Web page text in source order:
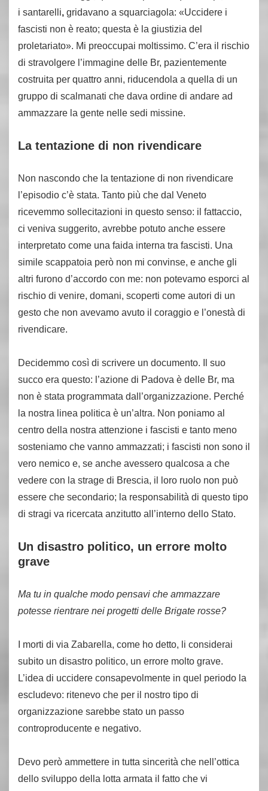
i santarelli, gridavano a squarciagola: «Uccidere i
fascisti non è reato; questa è la giustizia del
proletariato». Mi preoccupai moltissimo. C’era il rischio
di stravolgere l’immagine delle Br, pazientemente
costruita per quattro anni, riducendola a quella di un
gruppo di scalmanati che dava ordine di andare ad
ammazzare la gente nelle sedi missine.
La tentazione di non rivendicare
Non nascondo che la tentazione di non rivendicare
l’episodio c’è stata. Tanto più che dal Veneto
ricevemmo sollecitazioni in questo senso: il fattaccio,
ci veniva suggerito, avrebbe potuto anche essere
interpretato come una faida interna tra fascisti. Una
simile scappatoia però non mi convinse, e anche gli
altri furono d’accordo con me: non potevamo esporci al
rischio di venire, domani, scoperti come autori di un
gesto che non avevamo avuto il coraggio e l’onestà di
rivendicare.
Decidemmo così di scrivere un documento. Il suo
succo era questo: l’azione di Padova è delle Br, ma
non è stata programmata dall’organizzazione. Perché
la nostra linea politica è un’altra. Non poniamo al
centro della nostra attenzione i fascisti e tanto meno
sosteniamo che vanno ammazzati; i fascisti non sono il
vero nemico e, se anche avessero qualcosa a che
vedere con la strage di Brescia, il loro ruolo non può
essere che secondario; la responsabilità di questo tipo
di stragi va ricercata anzitutto all’interno dello Stato.
Un disastro politico, un errore molto
grave
Ma tu in qualche modo pensavi che ammazzare
potesse rientrare nei progetti delle Brigate rosse?
I morti di via Zabarella, come ho detto, li considerai
subito un disastro politico, un errore molto grave.
L’idea di uccidere consapevolmente in quel periodo la
escludevo: ritenevo che per il nostro tipo di
organizzazione sarebbe stato un passo
controproducente e negativo.
Devo però ammettere in tutta sincerità che nell’ottica
dello sviluppo della lotta armata il fatto che vi